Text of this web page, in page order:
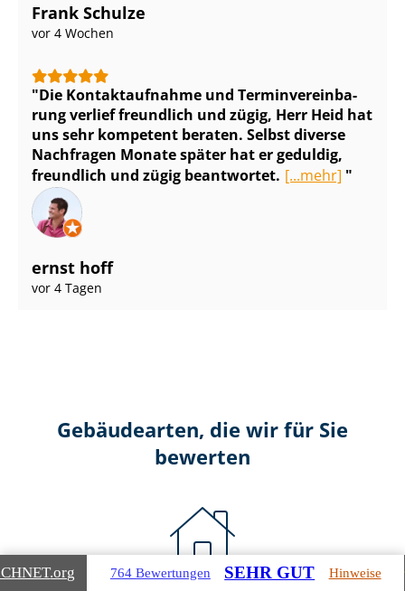
Frank Schulze
vor 4 Wochen
Die Kontaktaufnahme und Ter­min­ver­ein­ba­
rung verlief freundlich und zügig, Herr Heid hat
uns sehr kompetent beraten. Selbst diverse
Nachfragen Monate später hat er geduldig,
freundlich und zügig beantwortet. [...mehr]
ernst hoff
vor 4 Tagen
Gebäudearten, die wir für Sie
bewerten
.org 764 Bewertungen SEHR GUT Hinweise